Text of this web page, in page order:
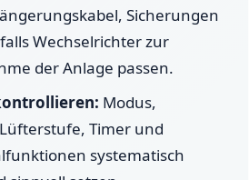
Sicherungen
Wechselrichter zur
der Anlage passen.
Modus,
Timer und
systematisch